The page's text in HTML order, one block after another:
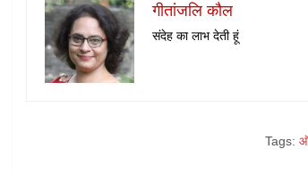
गीतांजलि कौल
संदेह का लाभ देती हूं
Tags: